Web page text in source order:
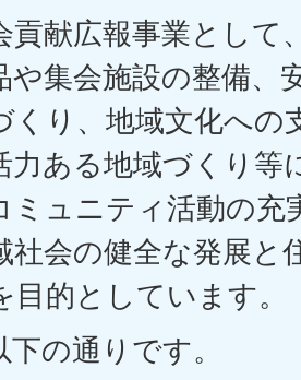
貢献広報事業として
や集会施設の整備、
くり、地域文化への
力ある地域づくり等
ミュニティ活動の充
社会の健全な発展と
的としています。
の通りです。